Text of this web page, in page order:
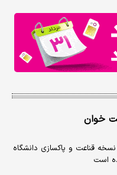
خوان
قناعت و پاکسازی دانشگاه
است